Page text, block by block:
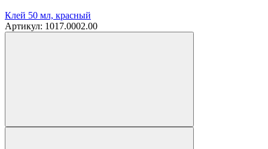
Клей 50 мл, красный
Артикул: 1017.0002.00